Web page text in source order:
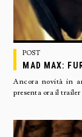
POST
MAD MAX:
Ancora novità in
presenta ora il